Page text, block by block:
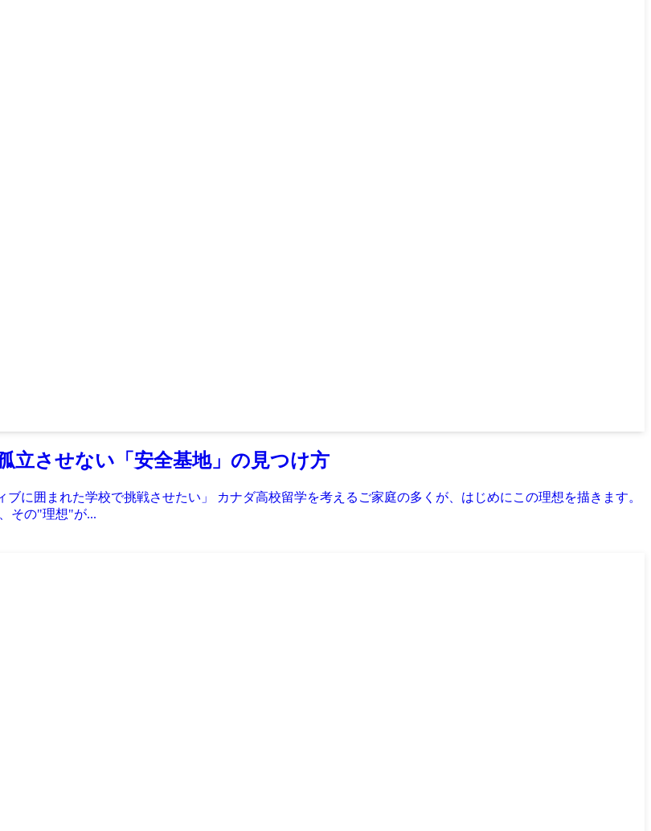
立させない「安全基地」の見つけ方
に囲まれた学校で挑戦させたい」 カナダ高校留学を考えるご家庭の多くが、はじめにこの理想を描きます。
その"理想"が...